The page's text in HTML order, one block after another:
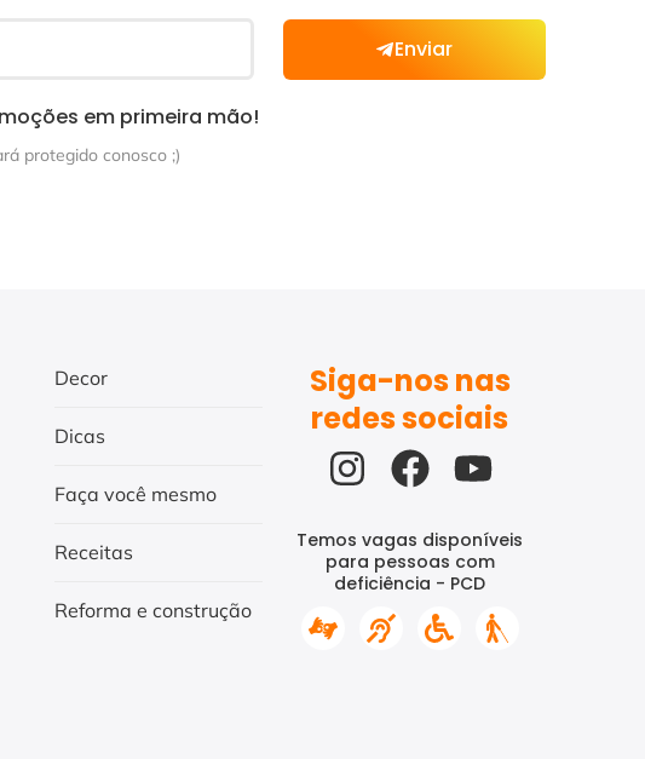
Enviar
em primeira mão!
protegido conosco ;)
Decor
Dicas
Faça você mesmo
Receitas
Reforma e construção
Siga-nos nas
redes sociais
Temos vagas disponíveis
para pessoas com
deficiência - PCD